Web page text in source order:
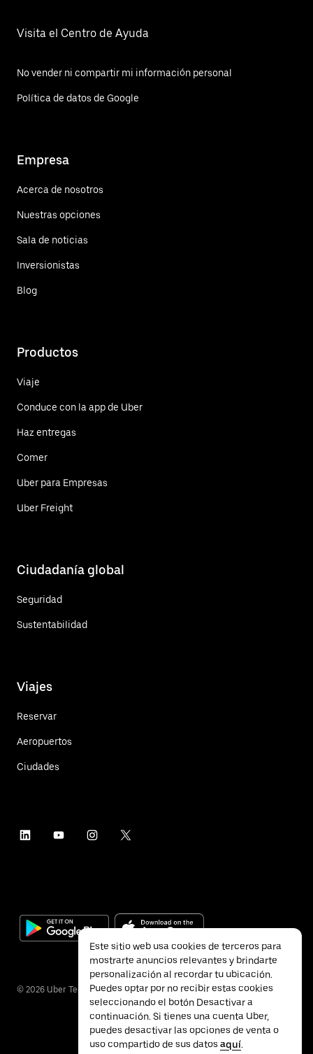
Visita el Centro de Ayuda
No vender ni compartir mi información personal
Política de datos de Google
Empresa
Acerca de nosotros
Nuestras opciones
Sala de noticias
Inversionistas
Blog
Productos
Viaje
Conduce con la app de Uber
Haz entregas
Comer
Uber para Empresas
Uber Freight
Ciudadanía global
Seguridad
Sustentabilidad
Viajes
Reservar
Aeropuertos
Ciudades
© 2026 Uber Technologies Inc.
Este sitio web usa cookies de terceros para
mostrarte anuncios relevantes y brindarte
personalización al recordar tu ubicación.
Puedes optar por no recibir estas cookies
seleccionando el botón Desactivar a
continuación. Si tienes una cuenta Uber,
puedes desactivar las opciones de venta o
uso compartido de sus datos aquí.